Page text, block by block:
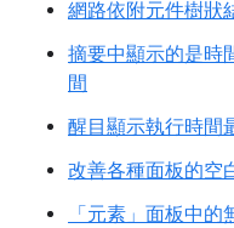
網路依附元件樹狀
摘要中顯示的是時
間
醒目顯示執行時間
改善各種面板的空
「元素」面板中